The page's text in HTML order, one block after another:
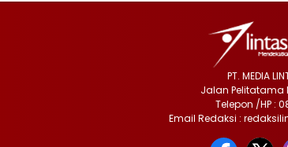
PT. MEDIA
Jalan Pelitatama
Telepon /HP :
Email Redaksi :